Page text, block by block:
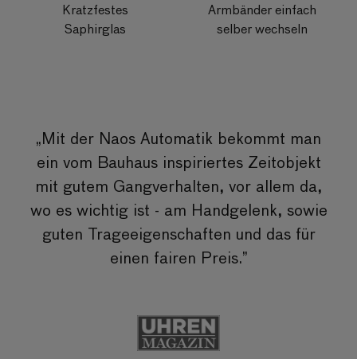
Kratzfestes
Saphirglas
Armbänder einfach
selber wechseln
„Mit der Naos Automatik bekommt man
ein vom Bauhaus inspiriertes Zeitobjekt
mit gutem Gangverhalten, vor allem da,
wo es wichtig ist - am Handgelenk, sowie
guten Trageeigenschaften und das für
einen fairen Preis.”